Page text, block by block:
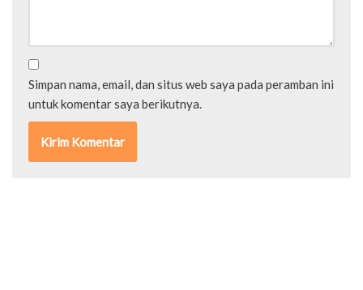
Simpan nama, email, dan situs web saya pada peramban ini
untuk komentar saya berikutnya.